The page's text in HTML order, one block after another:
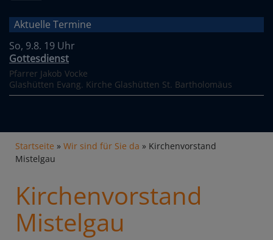
Aktuelle Termine
So, 9.8. 19 Uhr
Gottesdienst
Pfarrer Jakob Vocke
Glashütten Evang. Kirche Glashütten St. Bartholomäus
Breadcrumb
Startseite Wir sind für Sie da
Kirchenvorstand
Mistelgau
Kirchenvorstand
Mistelgau